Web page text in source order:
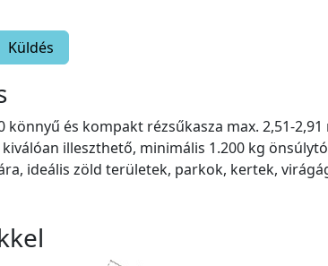
Küldés
könnyű és kompakt rézsűkasza max. 2,51-
illeszthető, minimális 1.200 kg
ideális zöld területek, parkok, kertek,